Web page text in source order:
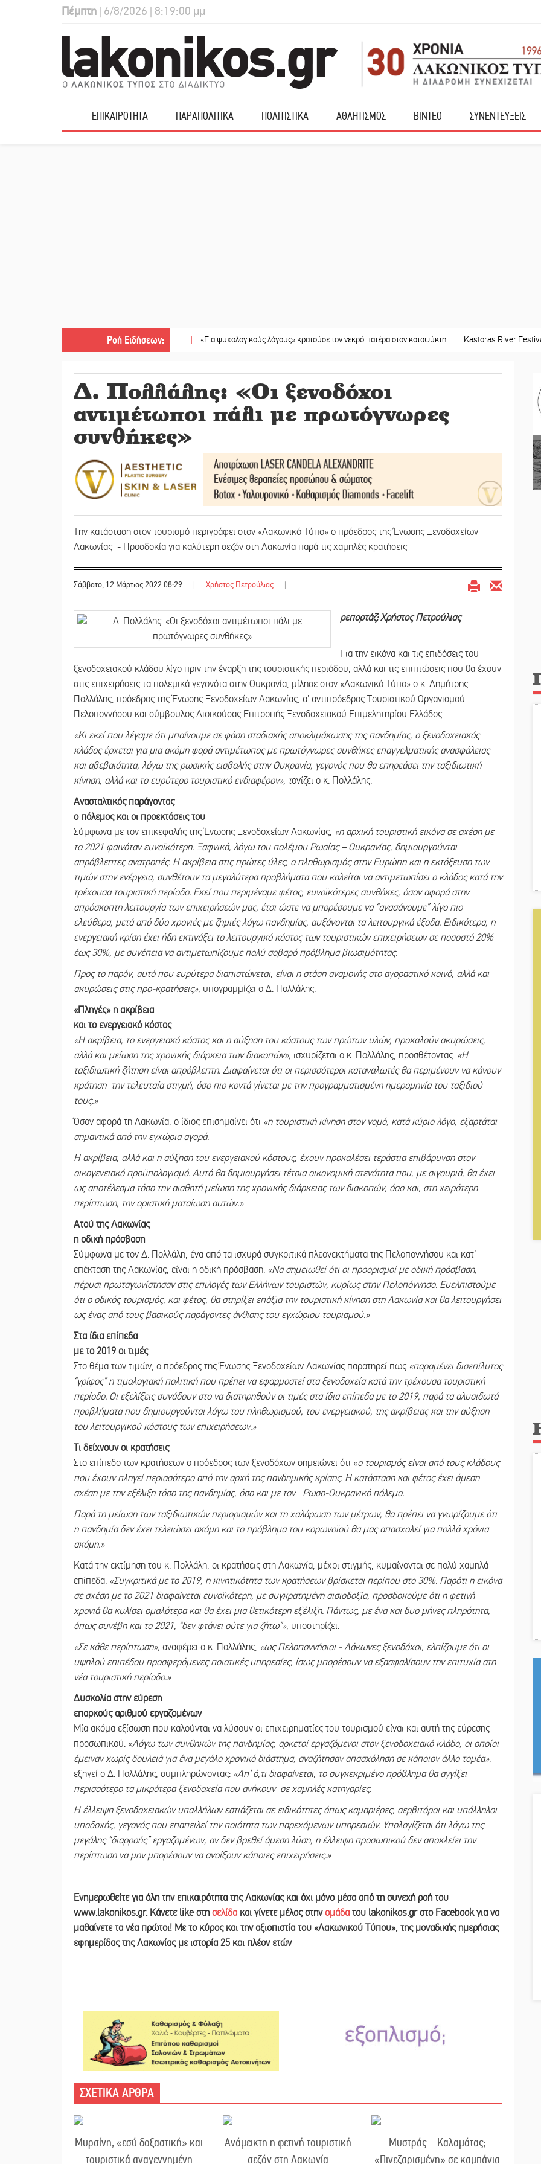
Πέμπτη | 6/8/2026 | 8:19:01 μμ
ΕΠΙΚΑΙΡΟΤΗΤΑ ΠΑΡΑΠΟΛΙΤΙΚΑ ΠΟΛΙΤΙΣΤΙΚΑ ΑΘΛΗΤΙΣΜΟΣ ΒΙΝΤΕΟ ΣΥΝΕΝΤΕΥΞΕΙΣ
Ροή Ειδήσεων:
|| «Για ψυχολογικούς λόγους» κρατούσε τον νεκρό πατέρα στον καταψύκτη || Kastoras River Festival 2026: Ένα
Δ. Πολλάλης: «Οι ξενοδόχοι
αντιμέτωποι πάλι με πρωτόγνωρες
συνθήκες»
Την κατάσταση στον τουρισμό περιγράφει στον «Λακωνικό Τύπο» ο πρόεδρος της Ένωσης Ξενοδοχείων
Λακωνίας - Προσδοκία για καλύτερη σεζόν στη Λακωνία παρά τις χαμηλές κρατήσεις
Σάββατο, 12 Μάρτιος 2022 08:29 | Χρήστος Πετρούλιας |
ρεπορτάζ: Χρήστος Πετρούλιας
Για την εικόνα και τις επιδόσεις του
ξενοδοχειακού κλάδου λίγο πριν την έναρξη της τουριστικής περιόδου, αλλά και τις επιπτώσεις που θα έχουν
στις επιχειρήσεις τα πολεμικά γεγονότα στην Ουκρανία, μίλησε στον «Λακωνικό Τύπο» ο κ. Δημήτρης
Πολλάλης, πρόεδρος της Ένωσης Ξενοδοχείων Λακωνίας, α’ αντιπρόεδρος Τουριστικού Οργανισμού
Πελοποννήσου και σύμβουλος Διοικούσας Επιτροπής Ξενοδοχειακού Επιμελητηρίου Ελλάδος.
«Κι εκεί που λέγαμε ότι μπαίνουμε σε φάση σταδιακής αποκλιμάκωσης της πανδημίας, ο ξενοδοχειακός
κλάδος έρχεται για μια ακόμη φορά αντιμέτωπος με πρωτόγνωρες συνθήκες επαγγελματικής ανασφάλειας
και αβεβαιότητα, λόγω της ρωσικής εισβολής στην Ουκρανία, γεγονός που θα επηρεάσει την ταξιδιωτική
κίνηση, αλλά και το ευρύτερο τουριστικό ενδιαφέρον», τονίζει ο κ. Πολλάλης.
Ανασταλτικός παράγοντας
ο πόλεμος και οι προεκτάσεις του
Σύμφωνα με τον επικεφαλής της Ένωσης Ξενοδοχείων Λακωνίας, «η αρχική τουριστική εικόνα σε σχέση με
το 2021 φαινόταν ευνοϊκότερη. Ξαφνικά, λόγω του πολέμου Ρωσίας – Ουκρανίας, δημιουργούνται
απρόβλεπτες ανατροπές. Η ακρίβεια στις πρώτες ύλες, ο πληθωρισμός στην Ευρώπη και η εκτόξευση των
τιμών στην ενέργεια, συνθέτουν τα μεγαλύτερα προβλήματα που καλείται να αντιμετωπίσει ο κλάδος κατά την
τρέχουσα τουριστική περίοδο. Εκεί που περιμέναμε φέτος, ευνοϊκότερες συνθήκες, όσον αφορά στην
απρόσκοπτη λειτουργία των επιχειρήσεών μας, έτσι ώστε να μπορέσουμε να “ανασάνουμε” λίγο πιο
ελεύθερα, μετά από δύο χρονιές με ζημιές λόγω πανδημίας, αυξάνονται τα λειτουργικά έξοδα. Ειδικότερα, η
ενεργειακή κρίση έχει ήδη εκτινάξει το λειτουργικό κόστος των τουριστικών επιχειρήσεων σε ποσοστό 20%
έως 30%, με συνέπεια να αντιμετωπίζουμε πολύ σοβαρό πρόβλημα βιωσιμότητας.
Προς το παρόν, αυτό που ευρύτερα διαπιστώνεται, είναι η στάση αναμονής στο αγοραστικό κοινό, αλλά και
ακυρώσεις στις προ-κρατήσεις», υπογραμμίζει ο Δ. Πολλάλης.
«Πληγές» η ακρίβεια
και το ενεργειακό κόστος
«Η ακρίβεια, το ενεργειακό κόστος και η αύξηση του κόστους των πρώτων υλών, προκαλούν ακυρώσεις,
αλλά και μείωση της χρονικής διάρκεια των διακοπών», ισχυρίζεται ο κ. Πολλάλης, προσθέτοντας: «Η
ταξιδιωτική ζήτηση είναι απρόβλεπτη. Διαφαίνεται ότι οι περισσότεροι καταναλωτές θα περιμένουν να κάνουν
κράτηση την τελευταία στιγμή, όσο πιο κοντά γίνεται με την προγραμματισμένη ημερομηνία του ταξιδιού
τους.»
Όσον αφορά τη Λακωνία, ο ίδιος επισημαίνει ότι «η τουριστική κίνηση στον νομό, κατά κύριο λόγο, εξαρτάται
σημαντικά από την εγχώρια αγορά.
Η ακρίβεια, αλλά και η αύξηση του ενεργειακού κόστους, έχουν προκαλέσει τεράστια επιβάρυνση στον
οικογενειακό προϋπολογισμό. Αυτό θα δημιουργήσει τέτοια οικονομική στενότητα που, με σιγουριά, θα έχει
ως αποτέλεσμα τόσο την αισθητή μείωση της χρονικής διάρκειας των διακοπών, όσο και, στη χειρότερη
περίπτωση, την οριστική ματαίωση αυτών.»
Ατού της Λακωνίας
η οδική πρόσβαση
Σύμφωνα με τον Δ. Πολλάλη, ένα από τα ισχυρά συγκριτικά πλεονεκτήματα της Πελοποννήσου και κατ’
επέκταση της Λακωνίας, είναι η οδική πρόσβαση. «Να σημειωθεί ότι οι προορισμοί με οδική πρόσβαση,
πέρυσι πρωταγωνίστησαν στις επιλογές των Ελλήνων τουριστών, κυρίως στην Πελοπόννησο. Ευελπιστούμε
ότι ο οδικός τουρισμός, και φέτος, θα στηρίξει επάξια την τουριστική κίνηση στη Λακωνία και θα λειτουργήσει
ως ένας από τους βασικούς παράγοντες άνθισης του εγχώριου τουρισμού.»
Στα ίδια επίπεδα
με το 2019 οι τιμές
Στο θέμα των τιμών, ο πρόεδρος της Ένωσης Ξενοδοχείων Λακωνίας παρατηρεί πως «παραμένει δισεπίλυτος
“γρίφος” η τιμολογιακή πολιτική που πρέπει να εφαρμοστεί στα ξενοδοχεία κατά την τρέχουσα τουριστική
περίοδο. Οι εξελίξεις συνάδουν στο να διατηρηθούν οι τιμές στα ίδια επίπεδα με το 2019, παρά τα αλυσιδωτά
προβλήματα που δημιουργούνται λόγω του πληθωρισμού, του ενεργειακού, της ακρίβειας και την αύξηση
του λειτουργικού κόστους των επιχειρήσεων.»
Τι δείχνουν οι κρατήσεις
Στο επίπεδο των κρατήσεων ο πρόεδρος των ξενοδόχων σημειώνει ότι «ο τουρισμός είναι από τους κλάδους
που έχουν πληγεί περισσότερο από την αρχή της πανδημικής κρίσης. Η κατάσταση και φέτος έχει άμεση
σχέση με την εξέλιξη τόσο της πανδημίας, όσο και με τον Ρωσο-Ουκρανικό πόλεμο.
Παρά τη μείωση των ταξιδιωτικών περιορισμών και τη χαλάρωση των μέτρων, θα πρέπει να γνωρίζουμε ότι
η πανδημία δεν έχει τελειώσει ακόμη και το πρόβλημα του κορωνοϊού θα μας απασχολεί για πολλά χρόνια
ακόμη.»
Κατά την εκτίμηση του κ. Πολλάλη, οι κρατήσεις στη Λακωνία, μέχρι στιγμής, κυμαίνονται σε πολύ χαμηλά
επίπεδα. «Συγκριτικά με το 2019, η κινητικότητα των κρατήσεων βρίσκεται περίπου στο 30%. Παρότι η εικόνα
σε σχέση με το 2021 διαφαίνεται ευνοϊκότερη, με συγκρατημένη αισιοδοξία, προσδοκούμε ότι η φετινή
χρονιά θα κυλίσει ομαλότερα και θα έχει μια θετικότερη εξέλιξη. Πάντως, με ένα και δυο μήνες πληρότητα,
όπως συνέβη και το 2021, “δεν φτάνει ούτε για ζήτω”», υποστηρίζει.
«Σε κάθε περίπτωση», αναφέρει ο κ. Πολλάλης, «ως Πελοποννήσιοι - Λάκωνες ξενοδόχοι, ελπίζουμε ότι οι
υψηλού επιπέδου προσφερόμενες ποιοτικές υπηρεσίες, ίσως μπορέσουν να εξασφαλίσουν την επιτυχία στη
νέα τουριστική περίοδο.»
Δυσκολία στην εύρεση
επαρκούς αριθμού εργαζομένων
Μία ακόμα εξίσωση που καλούνται να λύσουν οι επιχειρηματίες του τουρισμού είναι και αυτή της εύρεσης
προσωπικού. «Λόγω των συνθηκών της πανδημίας, αρκετοί εργαζόμενοι στον ξενοδοχειακό κλάδο, οι οποίοι
έμειναν χωρίς δουλειά για ένα μεγάλο χρονικό διάστημα, αναζήτησαν απασχόληση σε κάποιον άλλο τομέα»,
εξηγεί ο Δ. Πολλάλης, συμπληρώνοντας: «Απ’ ό,τι διαφαίνεται, το συγκεκριμένο πρόβλημα θα αγγίξει
περισσότερο τα μικρότερα ξενοδοχεία που ανήκουν σε χαμηλές κατηγορίες.
Η έλλειψη ξενοδοχειακών υπαλλήλων εστιάζεται σε ειδικότητες όπως καμαριέρες, σερβιτόροι και υπάλληλοι
υποδοχής, γεγονός που επαπειλεί την ποιότητα των παρεχόμενων υπηρεσιών. Υπολογίζεται ότι λόγω της
μεγάλης “διαρροής” εργαζομένων, αν δεν βρεθεί άμεση λύση, η έλλειψη προσωπικού δεν αποκλείει την
περίπτωση να μην μπορέσουν να ανοίξουν κάποιες επιχειρήσεις.»
Ενημερωθείτε για όλη την επικαιρότητα της Λακωνίας και όχι μόνο μέσα από τη συνεχή ροή του
www.lakonikos.gr. Κάνετε like στη σελίδα και γίνετε μέλος στηνομάδα του lakonikos.gr στο Facebook για να
μαθαίνετε τα νέα πρώτοι! Με το κύρος και την αξιοπιστία του «Λακωνικού Τύπου», της μοναδικής ημερήσιας
εφημερίδας της Λακωνίας με ιστορία 25 και πλέον ετών
ΣΧΕΤΙΚΑ ΑΡΘΡΑ
Μυρσίνη, «εσύ δοξαστική» και
τουριστικά αναγεννημένη
Ανάμεικτη η φετινή τουριστική
σεζόν στη Λακωνία
Μυστράς… Καλαμάτας;
«Πινεζαρισμένη» σε καμπάνια